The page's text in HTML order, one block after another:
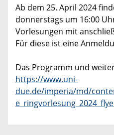
Ab dem 25. April 2024
donnerstags um 16:00
Vorlesungen mit
Für diese ist eine
Das Programm und
https://www.uni-
due.de/imperia/md/